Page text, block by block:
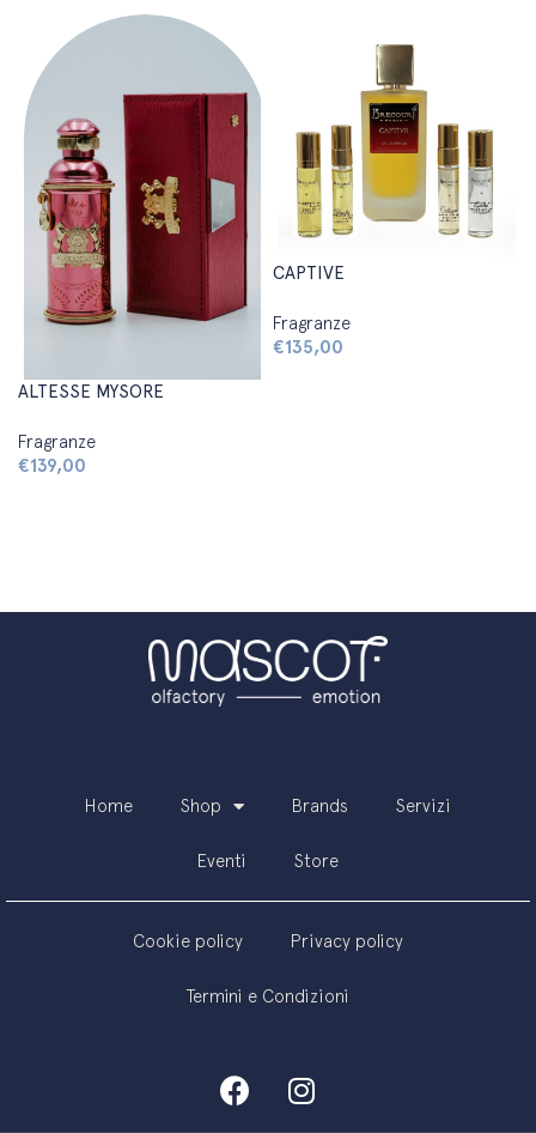
ALTESSE MYSORE
Fragranze
€139,00
CAPTIVE
Fragranze
€135,00
Home Shop Brands Servizi
Eventi Store
Cookie policy Privacy policy
Termini e Condizioni